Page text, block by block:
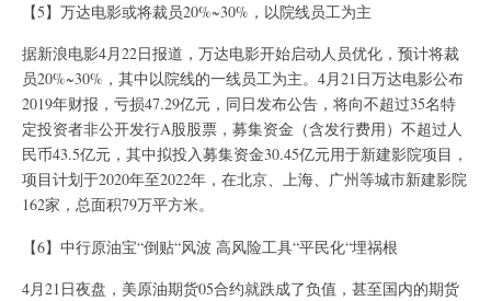
【5】万达电影或将裁员20%~30%，以院线员工为主
据新浪电影4月22日报道，万达电影开始启动人员优化，预计将裁
员20%~30%，其中以院线的一线员工为主。4月21日万达电影公布
2019年财报，亏损47.29亿元，同日发布公告，将向不超过35名特
定投资者非公开发行A股股票，募集资金（含发行费用）不超过人
民币43.5亿元，其中拟投入募集资金30.45亿元用于新建影院项目，
项目计划于2020年至2022年，在北京、上海、广州等城市新建影院
162家，总面积79万平方米。
【6】中行原油宝“倒贴“风波 高风险工具“平民化“埋祸根
4月21日夜盘，美原油期货05合约就跌成了负值，甚至国内的期货